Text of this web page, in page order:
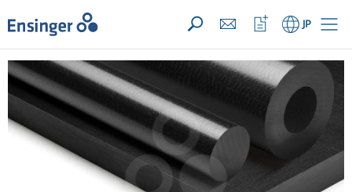
お問い合わせリスト ({{productCount}} 件の素材)開く
ホ
ー
ム
JP
ウ
ォ
ッ
チ
リ
開
く